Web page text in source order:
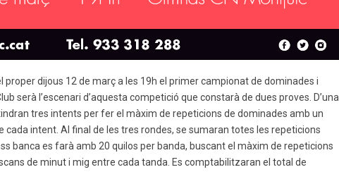
proper dijous 12 de març a les 19h el primer campionat de dominades i
serà l’escenari d’aquesta competició que constarà de dues proves. D’una
tres intents per fer el màxim de repeticions de dominades amb un
cada intent. Al final de les tres rondes, se sumaran totes les repeticions
banca es farà amb 20 quilos per banda, buscant el màxim de repeticions
de minut i mig entre cada tanda. Es comptabilitzaran el total de